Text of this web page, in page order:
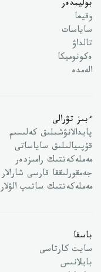
بوليمدەر
وقيعا
ساياسات
تالداۋ
ەكونوميكا
الەمدە
ءبىز تۋرالى
پايدالانۋشىلىق كەلىسىم
قۇپىيالىلىق ساياساتى
مەملەكەتتىك رامىزدەر
جەمقورلىققا قارسى شارالار
مەملەكەتتىك ساتىپ الۋلار
باسقا
سايت كارتاسى
بايلانىس